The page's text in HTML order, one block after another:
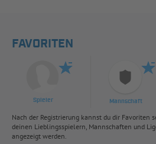
FAVORITEN
Spieler Mannschaft
Nach der Registrierung kannst du dir Favoriten
deinen Lieblingsspielern, Mannschaften und
angezeigt werden.